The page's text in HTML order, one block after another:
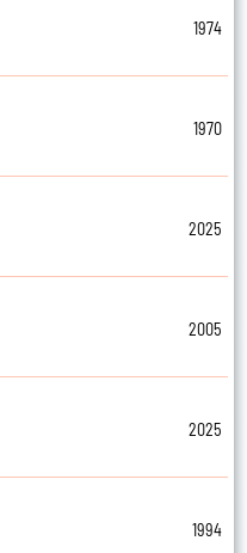
1974
1970
2025
2005
2025
1994